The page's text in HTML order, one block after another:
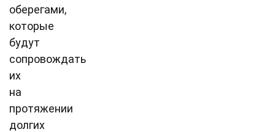
оберегами,
которые
будут
сопровождать
их
на
протяжении
долгих